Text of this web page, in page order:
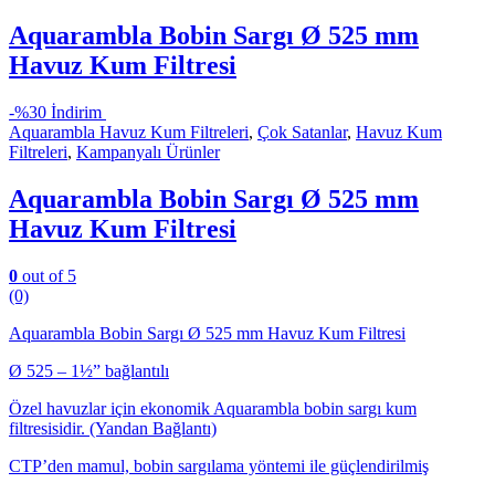
Aquarambla Bobin Sargı Ø 525 mm
Havuz Kum Filtresi
-%30 İndirim
Aquarambla Havuz Kum Filtreleri, Çok Satanlar, Havuz Kum
Filtreleri, Kampanyalı Ürünler
Aquarambla Bobin Sargı Ø 525 mm
Havuz Kum Filtresi
0 out of 5
(0)
Aquarambla Bobin Sargı Ø 525 mm Havuz Kum Filtresi
Ø 525 – 1½” bağlantılı
Özel havuzlar için ekonomik Aquarambla bobin sargı kum
filtresisidir. (Yandan Bağlantı)
CTP’den mamul, bobin sargılama yöntemi ile güçlendirilmiş